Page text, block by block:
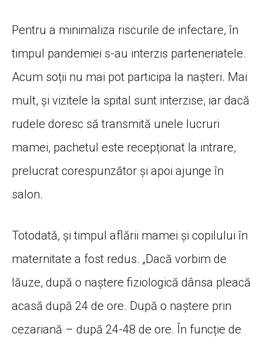
Pentru a minimaliza riscurile de infectare, în
timpul pandemiei s-au interzis parteneriatele.
Acum soții nu mai pot participa la nașteri. Mai
mult, și vizitele la spital sunt interzise, iar dacă
rudele doresc să transmită unele lucruri
mamei, pachetul este recepționat la intrare,
prelucrat corespunzător și apoi ajunge în
salon.
Totodată, și timpul aflării mamei și copilului în
maternitate a fost redus. „Dacă vorbim de
lăuze, după o naștere fiziologică dânsa pleacă
acasă după 24 de ore. După o naștere prin
cezariană – după 24-48 de ore. În funcție de